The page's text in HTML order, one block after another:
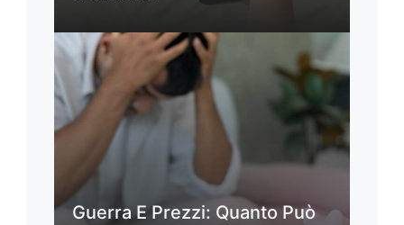
Guerra E Prezzi: Quanto Può